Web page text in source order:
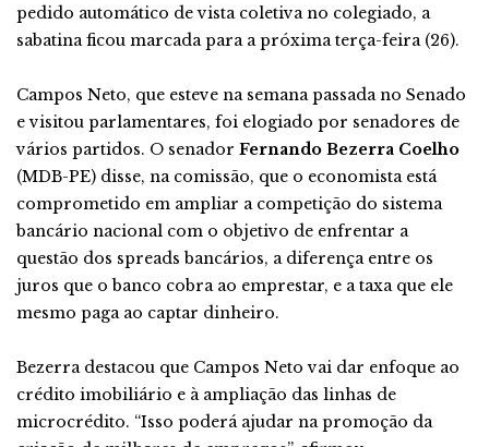
pedido automático de vista coletiva no colegiado, a
sabatina ficou marcada para a próxima terça-feira (26).
Campos Neto, que esteve na semana passada no Senado
e visitou parlamentares, foi elogiado por senadores de
vários partidos. O senador Fernando Bezerra Coelho
(MDB-PE) disse, na comissão, que o economista está
comprometido em ampliar a competição do sistema
bancário nacional com o objetivo de enfrentar a
questão dos spreads bancários, a diferença entre os
juros que o banco cobra ao emprestar, e a taxa que ele
mesmo paga ao captar dinheiro.
Bezerra destacou que Campos Neto vai dar enfoque ao
crédito imobiliário e à ampliação das linhas de
microcrédito. “Isso poderá ajudar na promoção da